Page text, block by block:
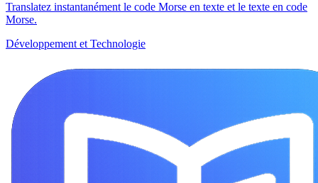
Translatez instantanément le code Morse en texte et le texte en code
Morse.
Développement et Technologie